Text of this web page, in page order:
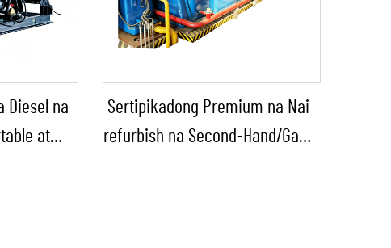
Diesel na
at
Sertipikadong Premium na Nai-
refurbish na Second-Hand/Gamit